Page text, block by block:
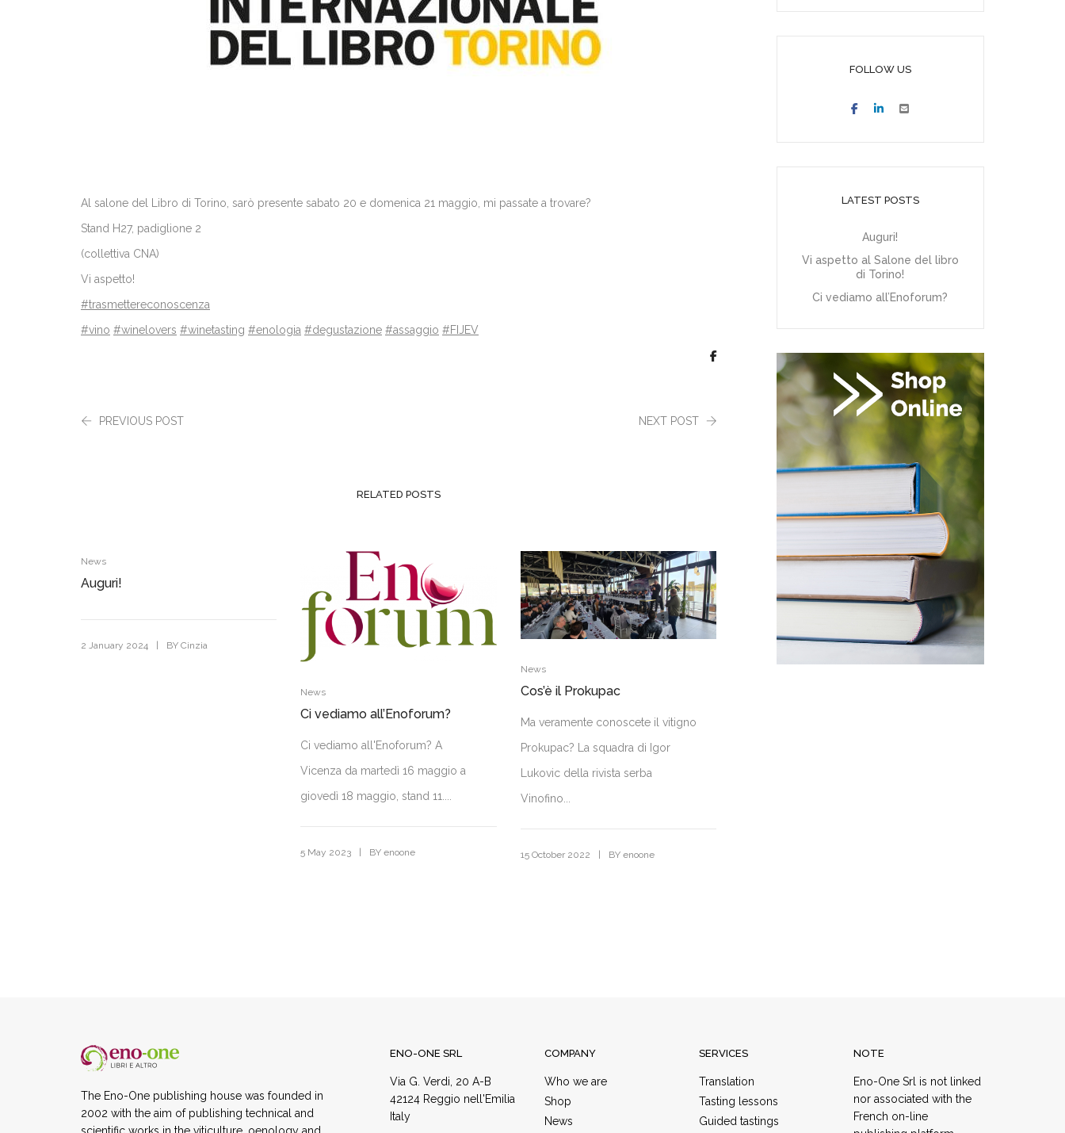
Al salone del Libro di Torino, sarò presente sabato 20 e domenica 21 maggio, mi passate a trovare?
Stand H27, padiglione 2
(collettiva CNA)
Vi aspetto!
#trasmettereconoscenza
#vino #winelovers #winetasting #enologia #degustazione #assaggio #FIJEV
PREVIOUS POST NEXT POST
RELATED POSTS
News
Auguri!
2 January 2024 | BY Cinzia
News
Ci vediamo all’Enoforum?
Ci vediamo all'Enoforum? A
Vicenza da martedì 16 maggio a
giovedì 18 maggio, stand 11....
5 May 2023 | BYenoone
News
Cos’è il Prokupac
Ma veramente conoscete il vitigno
Prokupac? La squadra di Igor
Lukovic della rivista serba
Vinofino...
15 October 2022 BY enoone
FOLLOW US
LATEST POSTS
Auguri!
Vi aspetto al Salone del libro
di Torino!
Ci vediamo all’Enoforum?
The Eno-One publishing house was founded in
2002 with the aim of publishing technical and
ENO-ONE SRL
Via G. Verdi, 20 A-B
42124 Reggio nell'Emilia
Italy
COMPANY
Who we are
Shop
News
SERVICES
Translation
Tasting lessons
Guided tastings
NOTE
Eno​-​One Srl​ ​is​ ​not​ ​linked​ ​
nor​ ​associated​ ​with​ ​the​ ​
French​ ​on-line​ ​